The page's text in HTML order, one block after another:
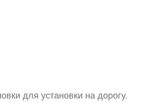
для установки на дорогу.